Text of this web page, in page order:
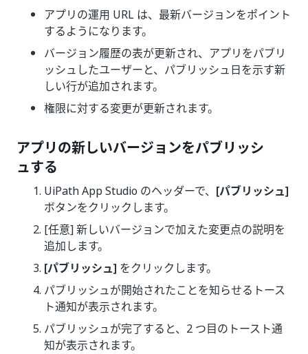
アプリの運用 URL は、最新バージョンをポイント
するようになります。
バージョン履歴の表が更新され、アプリをパブリ
ッシュしたユーザーと、パブリッシュ日を示す新
しい行が追加されます。
権限に対する変更が更新されます。
アプリの新しいバージョンをパブリッシ
ュする
UiPath App Studio のヘッダーで、 [パブリッシュ]
ボタンをクリックします。
[任意] 新しいバージョンで加えた変更点の説明を
追加します。
[パブリッシュ] をクリックします。
パブリッシュが開始されたことを知らせるトース
ト通知が表示されます。
パブリッシュが完了すると、2 つ目のトースト通
知が表示されます。